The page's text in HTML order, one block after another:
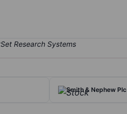
Smith & Nephew Plc